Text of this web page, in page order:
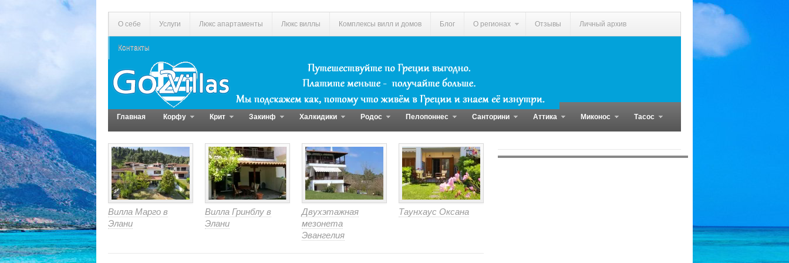
О себе Услуги Люкс апартаменты Люкс виллы Комплексы вилл и домов Блог О регионах Отзывы Личный архив
Контакты
Главная Корфу Крит Закинф Халкидики Родос Пелопоннес Санторини Аттика Миконос Тасос
Вилла Марго в
Элани
Вилла Гринблу в
Элани
Двухэтажная
мезонета
Эвангелия
Таунхаус Оксана